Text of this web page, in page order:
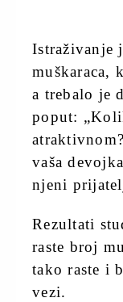
Istraživanje
muškaraca,
a trebalo je
poput:
vaša
njeni
Rezultati
raste broj
tako raste i
vezi.